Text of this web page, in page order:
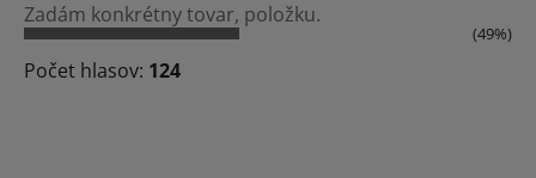
Zadám konkrétny tovar, položku.
(49%)
Počet hlasov: 124